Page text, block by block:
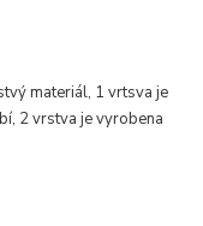
materiál, 1 vrtsva je
2 vrstva je vyrobena